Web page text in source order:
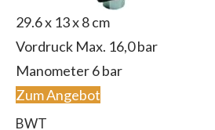
29.6 x 13 x 8 cm
Vordruck Max. 16,0 bar
Manometer 6 bar
Zum Angebot
BWT